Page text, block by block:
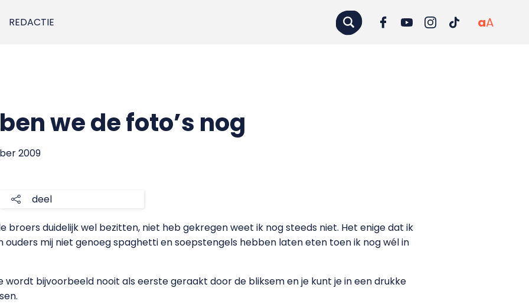
REDACTIE aA
we de foto’s nog
2009
deel
broers duidelijk wel bezitten, niet heb gekregen weet ik nog steeds niet. Het enige dat ik
ouders mij niet genoeg spaghetti en soepstengels hebben laten eten toen ik nog wél in
wordt bijvoorbeeld nooit als eerste geraakt door de bliksem en je kunt je in een drukke